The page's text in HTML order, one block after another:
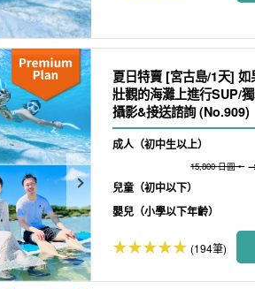
夏日特賣 [宮古島/1天]
壯觀的海灘上進行SUP/
攝影&接送諮詢 (No.909)
成人（初中生以上）
15,800 日圓。→
兒童（初中以下）
嬰兒（小學以下年齡）
(194筆)